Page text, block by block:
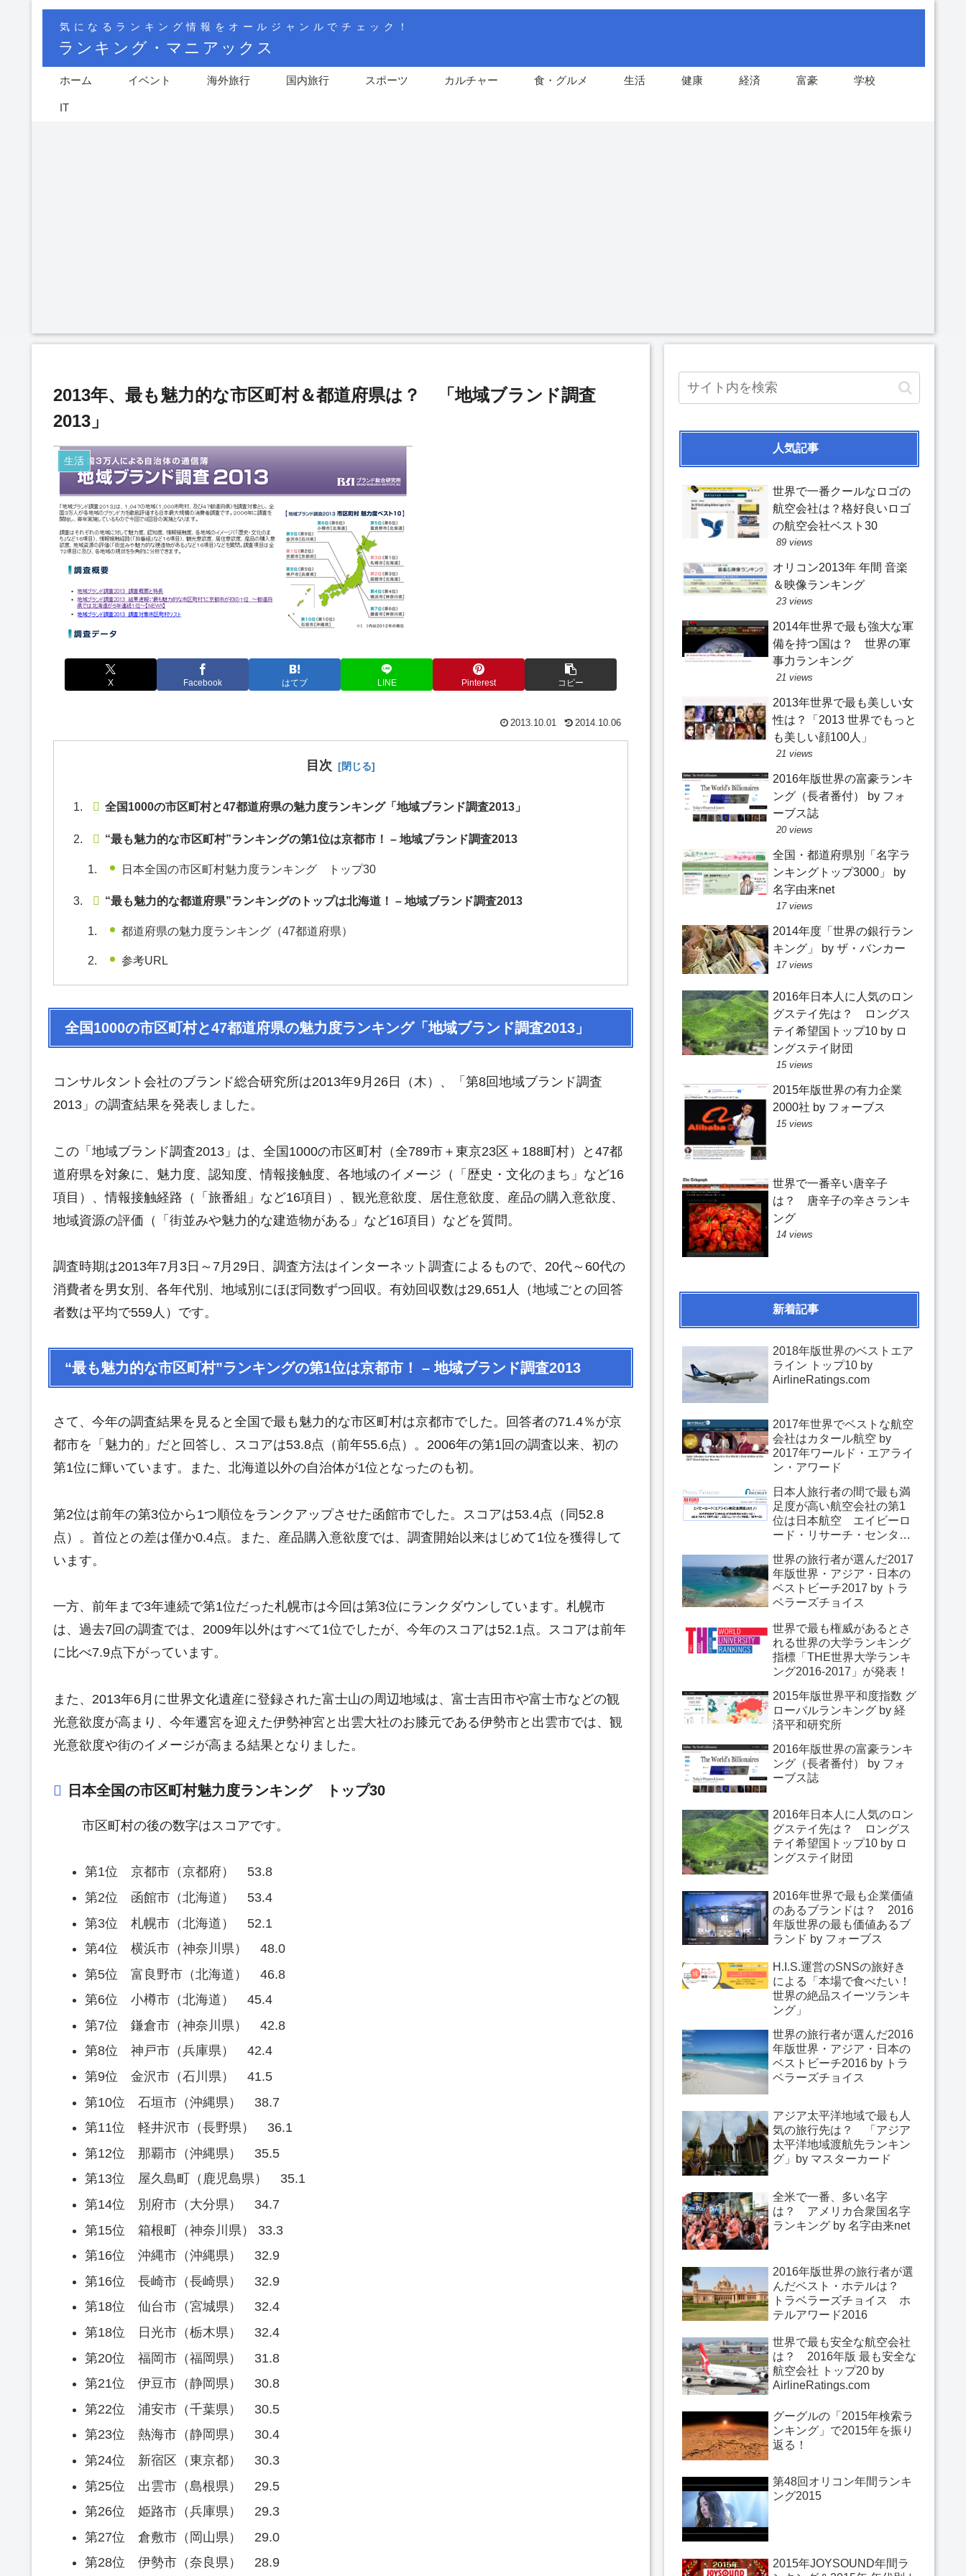
気になるランキング情報をオールジャンルでチェック！
ランキング・マニアックス
ホーム イベント 海外旅行 国内旅行 スポーツ カルチャー 食・グルメ 生活 健康 経済 富豪 学校
IT
2013年、最も魅力的な市区町村＆都道府県は？ 「地域ブランド調査
2013」
生活
X Facebook はてブ LINE Pinterest コピー
2013.10.01 2014.10.06
目次
全国1000の市区町村と47都道府県の魅力度ランキング「地域ブランド調査2013」
“最も魅力的な市区町村”ランキングの第1位は京都市！ – 地域ブランド調査2013
日本全国の市区町村魅力度ランキング トップ30
“最も魅力的な都道府県”ランキングのトップは北海道！ – 地域ブランド調査2013
都道府県の魅力度ランキング（47都道府県）
参考URL
全国1000の市区町村と47都道府県の魅力度ランキング「地域ブランド調査2013」
コンサルタント会社のブランド総合研究所は2013年9月26日（木）、「第8回地域ブランド調査
2013」の調査結果を発表しました。
この「地域ブランド調査2013」は、全国1000の市区町村（全789市＋東京23区＋188町村）と47都
道府県を対象に、魅力度、認知度、情報接触度、各地域のイメージ（「歴史・文化のまち」など16
項目）、情報接触経路（「旅番組」など16項目）、観光意欲度、居住意欲度、産品の購入意欲度、
地域資源の評価（「街並みや魅力的な建造物がある」など16項目）などを質問。
調査時期は2013年7月3日～7月29日、調査方法はインターネット調査によるもので、20代～60代の
消費者を男女別、各年代別、地域別にほぼ同数ずつ回収。有効回収数は29,651人（地域ごとの回答
者数は平均で559人）です。
“最も魅力的な市区町村”ランキングの第1位は京都市！ – 地域ブランド調査2013
さて、今年の調査結果を見ると全国で最も魅力的な市区町村は京都市でした。回答者の71.4％が京
都市を「魅力的」だと回答し、スコアは53.8点（前年55.6点）。2006年の第1回の調査以来、初の
第1位に輝いています。また、北海道以外の自治体が1位となったのも初。
第2位は前年の第3位から1つ順位をランクアップさせた函館市でした。スコアは53.4点（同52.8
点）。首位との差は僅か0.4点。また、産品購入意欲度では、調査開始以来はじめて1位を獲得して
います。
一方、前年まで3年連続で第1位だった札幌市は今回は第3位にランクダウンしています。札幌市
は、過去7回の調査では、2009年以外はすべて1位でしたが、今年のスコアは52.1点。スコアは前年
に比べ7.9点下がっています。
また、2013年6月に世界文化遺産に登録された富士山の周辺地域は、富士吉田市や富士市などの観
光意欲度が高まり、今年遷宮を迎えた伊勢神宮と出雲大社のお膝元である伊勢市と出雲市では、観
光意欲度や街のイメージが高まる結果となりました。
日本全国の市区町村魅力度ランキング トップ30
市区町村の後の数字はスコアです。
第1位 京都市（京都府） 53.8
第2位 函館市（北海道） 53.4
第3位 札幌市（北海道） 52.1
第4位 横浜市（神奈川県） 48.0
第5位 富良野市（北海道） 46.8
第6位 小樽市（北海道） 45.4
第7位 鎌倉市（神奈川県） 42.8
第8位 神戸市（兵庫県） 42.4
第9位 金沢市（石川県） 41.5
第10位 石垣市（沖縄県） 38.7
第11位 軽井沢市（長野県） 36.1
第12位 那覇市（沖縄県） 35.5
第13位 屋久島町（鹿児島県） 35.1
第14位 別府市（大分県） 34.7
第15位 箱根町（神奈川県） 33.3
第16位 沖縄市（沖縄県） 32.9
第16位 長崎市（長崎県） 32.9
第18位 仙台市（宮城県） 32.4
第18位 日光市（栃木県） 32.4
第20位 福岡市（福岡県） 31.8
第21位 伊豆市（静岡県） 30.8
第22位 浦安市（千葉県） 30.5
第23位 熱海市（静岡県） 30.4
第24位 新宿区（東京都） 30.3
第25位 出雲市（島根県） 29.5
第26位 姫路市（兵庫県） 29.3
第27位 倉敷市（岡山県） 29.0
第28位 伊勢市（奈良県） 28.9
人気記事
世界で一番クールなロゴの
航空会社は？格好良いロゴ
の航空会社ベスト30
89 views
オリコン2013年 年間 音楽
＆映像ランキング
23 views
2014年世界で最も強大な軍
備を持つ国は？ 世界の軍
事力ランキング
21 views
2013年世界で最も美しい女
性は？「2013 世界でもっと
も美しい顔100人」
21 views
2016年版世界の富豪ランキ
ング（長者番付） by フォ
ーブス誌
20 views
全国・都道府県別「名字ラ
ンキングトップ3000」 by
名字由来net
17 views
2014年度「世界の銀行ラン
キング」 by ザ・バンカー
17 views
2016年日本人に人気のロン
グステイ先は？ ロングス
テイ希望国トップ10 by ロ
ングステイ財団
15 views
2015年版世界の有力企業
2000社 by フォーブス
15 views
世界で一番辛い唐辛子
は？ 唐辛子の辛さランキ
ング
14 views
新着記事
2018年版世界のベストエア
ライン トップ10 by
AirlineRatings.com
2017年世界でベストな航空
会社はカタール航空 by
2017年ワールド・エアライ
ン・アワード
日本人旅行者の間で最も満
足度が高い航空会社の第1
位は日本航空 エイビーロ
ード・リサーチ・センター
2017」
世界の旅行者が選んだ2017
年版世界・アジア・日本の
ベストビーチ2017 by トラ
ベラーズチョイス
世界で最も権威があるとさ
れる世界の大学ランキング
指標「THE世界大学ランキ
ング2016-2017」が発表！
2015年版世界平和度指数 グ
ローバルランキング by 経
済平和研究所
2016年版世界の富豪ランキ
ング（長者番付） by フォ
ーブス誌
2016年日本人に人気のロン
グステイ先は？ ロングス
テイ希望国トップ10 by ロ
ングステイ財団
2016年世界で最も企業価値
のあるブランドは？ 2016
年版世界の最も価値あるブ
ランド by フォーブス
H.I.S.運営のSNSの旅好き
による「本場で食べたい！
世界の絶品スイーツランキ
ング」
世界の旅行者が選んだ2016
年版世界・アジア・日本の
ベストビーチ2016 by トラ
ベラーズチョイス
アジア太平洋地域で最も人
気の旅行先は？ 「アジア
太平洋地域渡航先ランキン
グ」by マスターカード
全米で一番、多い名字
は？ アメリカ合衆国名字
ランキング by 名字由来net
2016年版世界の旅行者が選
んだベスト・ホテルは？
トラベラーズチョイス ホ
テルアワード2016
世界で最も安全な航空会社
は？ 2016年版 最も安全な
航空会社 トップ20 by
AirlineRatings.com
グーグルの「2015年検索ラ
ンキング」で2015年を振り
返る！
第48回オリコン年間ランキ
ング2015
2015年JOYSOUND年間ラ